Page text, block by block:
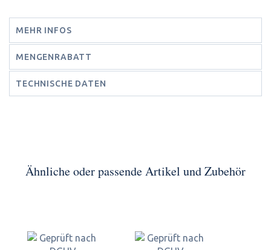
MEHR INFOS
MENGENRABATT
TECHNISCHE DATEN
Ähnliche oder passende Artikel und Zubehör